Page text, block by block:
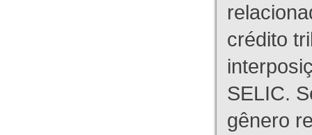
crédito
SELIC.
gênero